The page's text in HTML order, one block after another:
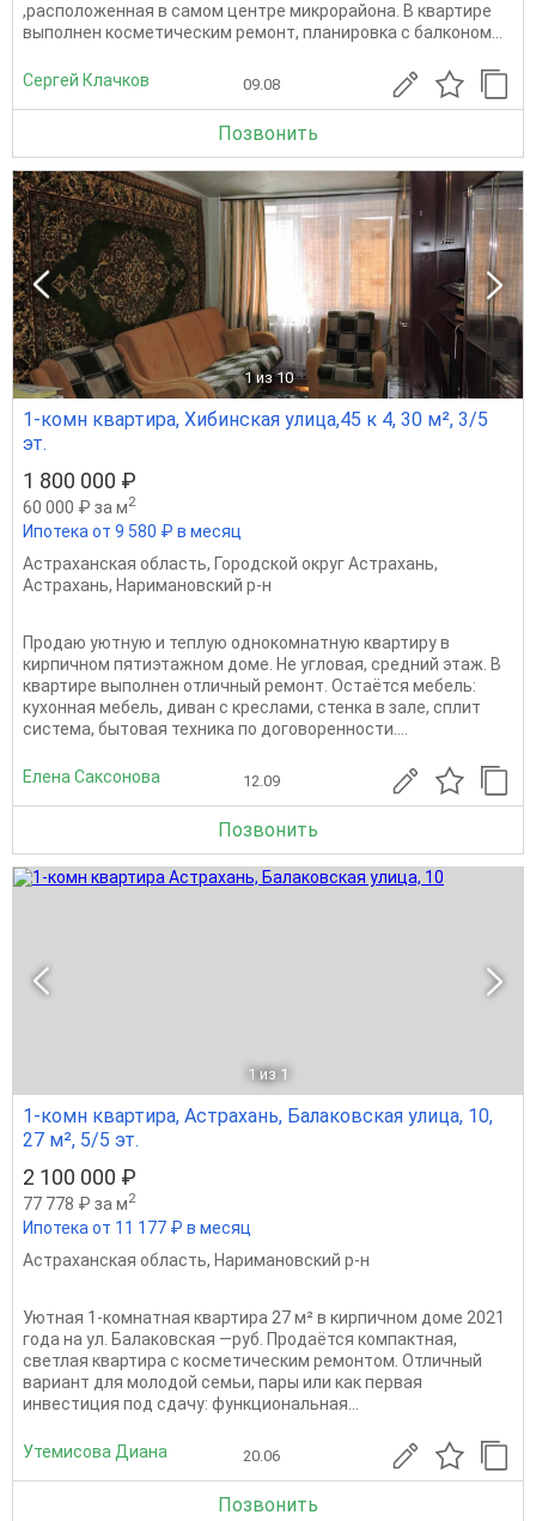
,расположенная в самом центре микрорайона. В квартире
выполнен косметическим ремонт, планировка с балконом...
Сергей Клачков 09.08
Позвонить
1 из 10
1-комн квартира, Хибинская улица,45 к 4, 30 м², 3/5
эт.
1 800 000 ₽
60 000 ₽ за м2
Ипотека от 9 580 ₽ в месяц
Астраханская область, Городской округ Астрахань,
Астрахань, Наримановский р-н
Продаю уютную и теплую однокомнатную квартиру в
кирпичном пятиэтажном доме. Не угловая, средний этаж. В
квартире выполнен отличный ремонт. Остаётся мебель:
кухонная мебель, диван с креслами, стенка в зале, сплит
система, бытовая техника по договоренности....
Елена Саксонова 12.09
Позвонить
1 из 1
1-комн квартира, Астрахань, Балаковская улица, 10,
27 м², 5/5 эт.
2 100 000 ₽
77 778 ₽ за м2
Ипотека от 11 177 ₽ в месяц
Астраханская область, Наримановский р-н
Уютная 1‑комнатная квартира 27 м² в кирпичном доме 2021
года на ул. Балаковская —руб. Продаётся компактная,
светлая квартира с косметическим ремонтом. Отличный
вариант для молодой семьи, пары или как первая
инвестиция под сдачу: функциональная...
Утемисова Диана 20.06
Позвонить